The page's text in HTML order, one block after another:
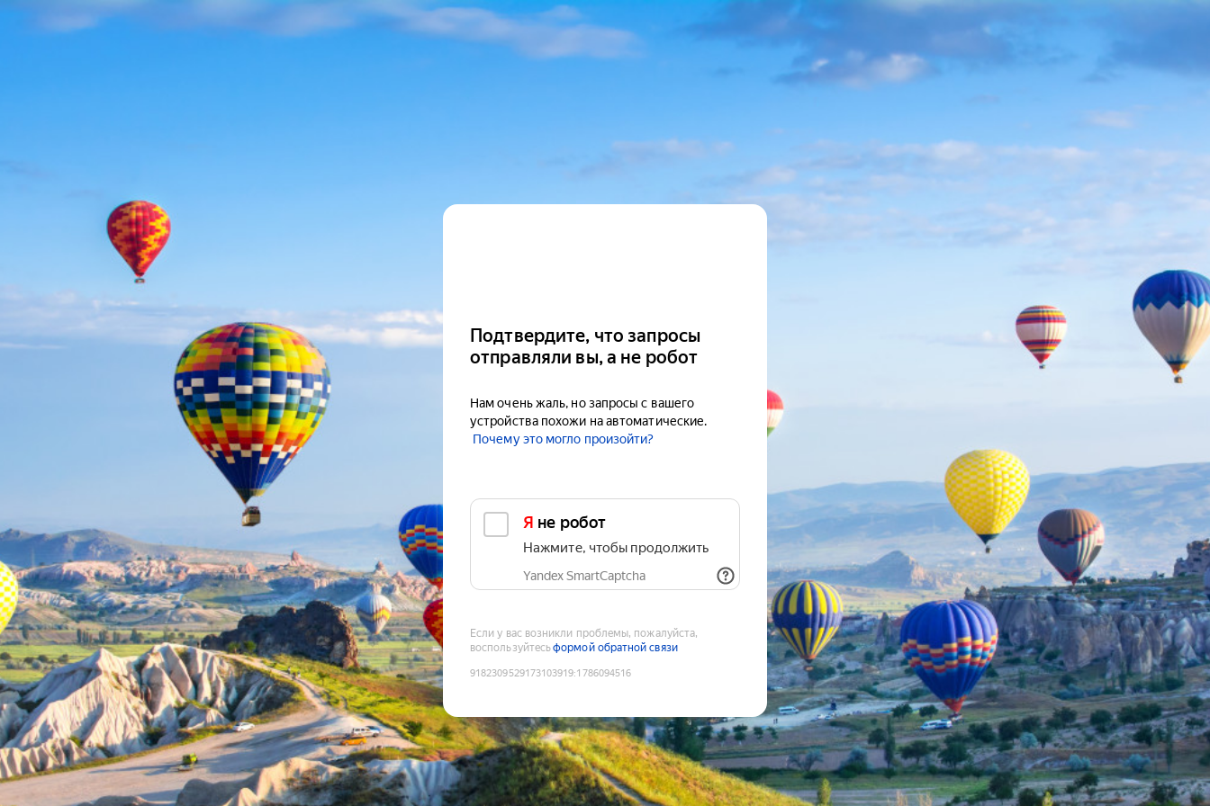
Подтвердите, что запросы
отправляли вы, а не робот
Нам очень жаль, но запросы с вашего
устройства похожи на автоматические.
Почему это могло произойти?
Я не робот
Нажмите, чтобы продолжить
Yandex SmartCaptcha
Если у вас возникли проблемы, пожалуйста,
воспользуйтесьформой обратной связи
9182309529173103919:1786094516